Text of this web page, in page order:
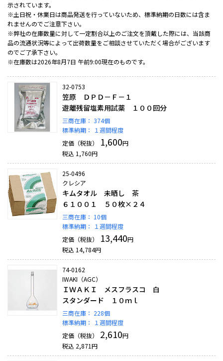
示されています。
※土日祝・休業日は商品発送を行っていないため、標準納期の日数には含ま
れませんのでご注意下さい。
※弊社の在庫数量に対して一定割合以上のご注文を頂戴した際には、当該商
品の流通状況等によって出荷数量をご相談させていただく場合がございます
のでご了承下さい。
※在庫数は2026年8月7日 午前9:00現在のものです。
32-0753
笠原 ＤＰＤ－Ｆ－１
遊離残留塩素用試薬 １００回分
三商在庫： 374個
標準納期：
１週間程度
定価（税抜）
1,600円
税込 1,760円
25-0496
クレシア
キムタオル 未晒し 茶
６１００１ ５０枚×２４
三商在庫： 10個
標準納期：
１週間程度
定価（税抜）
13,440円
税込 14,784円
74-0162
IWAKI（AGC）
ＩＷＡＫＩ メスフラスコ 白
スタンダード １０ｍｌ
三商在庫： 228個
標準納期：
１週間程度
定価（税抜）
2,610円
税込 2,871円